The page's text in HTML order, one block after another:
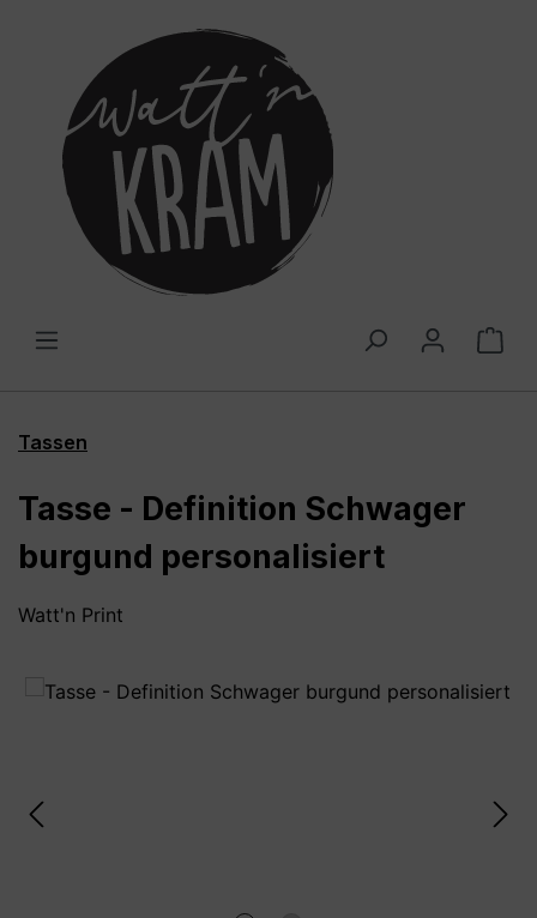
Tassen
Tasse - Definition Schwager
burgund personalisiert
Watt'n Print
Bildergalerie überspringen